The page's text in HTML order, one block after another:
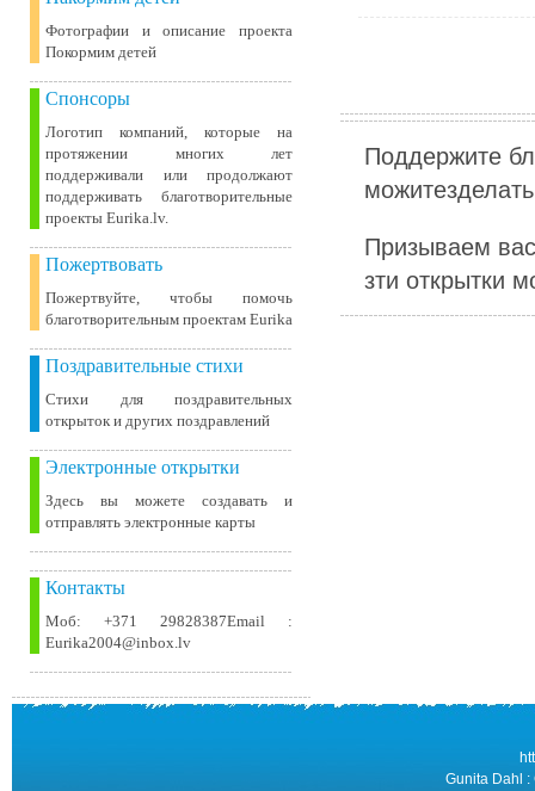
Фотографии и описание проекта
Покормим детей
Спонсоры
Логотип компаний, которые на
протяжении многих лет
поддерживали или продолжают
поддерживать благотворительные
проекты Eurika.lv.
Пожертвовать
Пожертвуйте, чтобы помочь
благотворительным проектам Eurika
Поздравительные стихи
Стихи для поздравительных
открыток и других поздравлений
Электронные открытки
Здесь вы можете создавать и
отправлять электронные карты
Контакты
Моб: +371 29828387Email :
Eurika2004@inbox.lv
Поддержите
Призываем
зти открытки
Gunita Dahl :